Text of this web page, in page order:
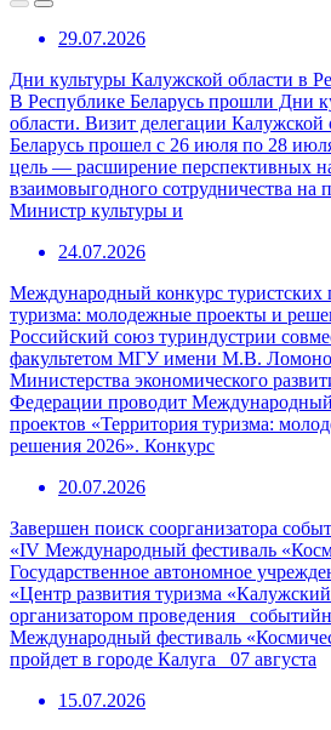
29.07.2026
Дни культуры Калужской области в
В Республике Беларусь прошли Дни
области. Визит делегации Калужской
Беларусь прошел с 26 июля по 28
цель — расширение перспективных
взаимовыгодного сотрудничества на
Министр культуры и
24.07.2026
Международный конкурс туристских
туризма: молодежные проекты и
Российский союз туриндустрии
факультетом МГУ имени М.В.
Министерства экономического
Федерации проводит Международный
проектов «Территория туризма:
решения 2026». Конкурс
20.07.2026
Завершен поиск соорганизатора
«IV Международный фестиваль
Государственное автономное
«Центр развития туризма «Калужский
организатором проведения
Международный фестиваль
пройдет в городе Калуга 07 августа
15.07.2026